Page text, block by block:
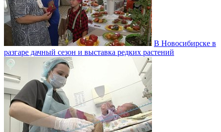
В Новосибирске в
разгаре дачный сезон и выставка редких растений